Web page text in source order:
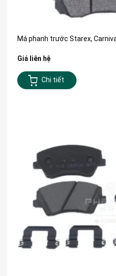
Má phanh trước Starex,
Giá liên hệ
Chi tiết